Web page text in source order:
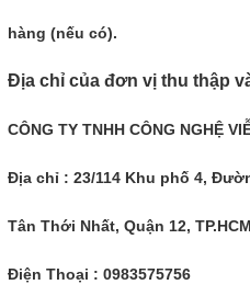
hàng (nếu có).
Địa chỉ của đơn vị thu thập
CÔNG TY TNHH CÔNG NGHỆ
Địa chỉ : 23/114 Khu phố 4,
Tân Thới Nhất, Quận 12,
Điện Thoại : 0983575756